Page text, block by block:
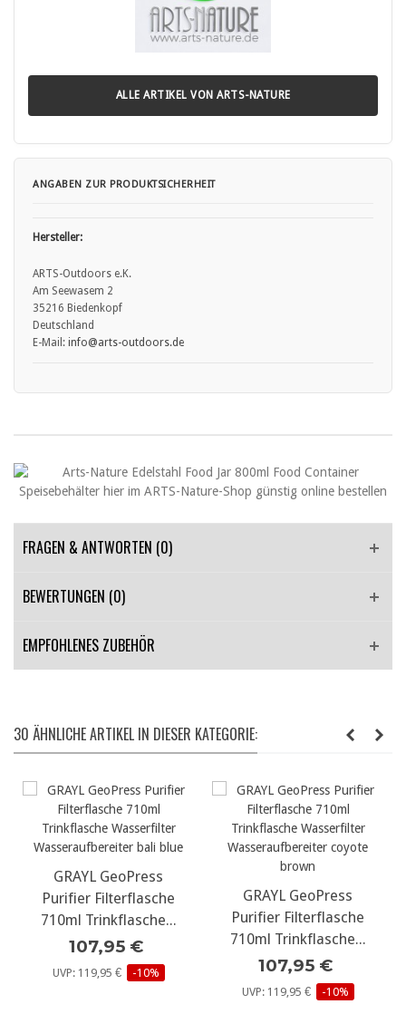
ALLE ARTIKEL VON ARTS-NATURE
ANGABEN ZUR PRODUKTSICHERHEIT
Hersteller:
ARTS-Outdoors e.K.
Am Seewasem 2
35216 Biedenkopf
Deutschland
E-Mail: info@arts-outdoors.de
FRAGEN & ANTWORTEN (0)
BEWERTUNGEN (0)
EMPFOHLENES ZUBEHÖR
30 ÄHNLICHE ARTIKEL IN DIESER KATEGORIE:
GRAYL GeoPress
Purifier Filterflasche
710ml Trinkflasche...
107,95 €
UVP: 119,95 € -10%
GRAYL GeoPress
Purifier Filterflasche
710ml Trinkflasche...
107,95 €
UVP: 119,95 € -10%